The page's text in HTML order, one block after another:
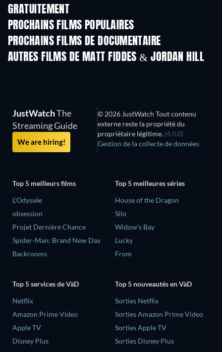
GRATUITEMENT
PROCHAINS FILMS POPULAIRES
PROCHAINS FILMS DE DOCUMENTAIRE
AUTRES FILMS DE MATT FIDDES & JORDAN HILL
JustWatchThe
Streaming Guide
We are hiring!
© 2026 JustWatch Tout contenu
externe reste la propriété du
propriétaire légitime. (4.0.0)
Gestion de la collecte de données
Top 5 meilleurs films
L'Odyssée
obsession
Projet Dernière Chance
Spider-Man: Brand New Day
Backrooms
Top 5 meilleures séries
House of the Dragon
Silo
Widow’s Bay
Lucky
From
Top 5 services de VàD
Netflix
Amazon Prime Video
Apple TV
Disney Plus
Top 5 nouveautés en VàD
Sorties Netflix
Sorties Amazon Prime Video
Sorties Apple TV
Sorties Disney Plus